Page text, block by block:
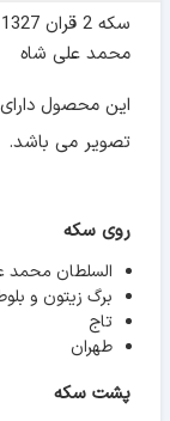
محمد علی شاه
این محصول دارای
تصویر می باشد.
روی سکه
السلطان محمد
برگ زیتون و
تاج
طهران
پشت سکه